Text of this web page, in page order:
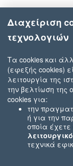
Διαχείριση
τεχνολογιών
Τα cookies και
(εφεξής cookies)
λειτουργία της
την βελτίωση της
cookies για:
την
ή για την
οποία έχετε
τεχνικά
που εσείς